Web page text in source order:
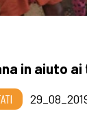
in aiuto